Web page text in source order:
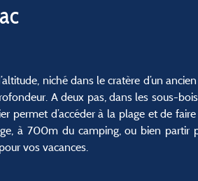
niché dans le cratère d’un
A deux pas, dans les sous-
permet d’accéder à la plage et de
à 700m du camping, ou bien partir
vos vacances.